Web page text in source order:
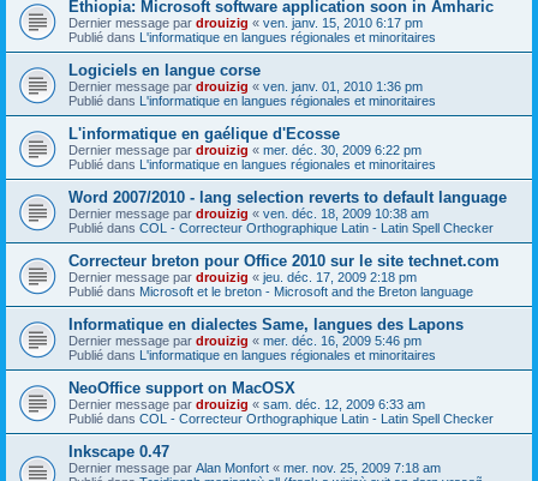
Ethiopia: Microsoft software application soon in Amharic
Dernier message par drouizig « ven. janv. 15, 2010 6:17 pm
Publié dans L'informatique en langues régionales et minoritaires
Logiciels en langue corse
Dernier message par drouizig « ven. janv. 01, 2010 1:36 pm
Publié dans L'informatique en langues régionales et minoritaires
L'informatique en gaélique d'Ecosse
Dernier message par drouizig « mer. déc. 30, 2009 6:22 pm
Publié dans L'informatique en langues régionales et minoritaires
Word 2007/2010 - lang selection reverts to default language
Dernier message par drouizig « ven. déc. 18, 2009 10:38 am
Publié dans COL - Correcteur Orthographique Latin - Latin Spell Checker
Correcteur breton pour Office 2010 sur le site technet.com
Dernier message par drouizig « jeu. déc. 17, 2009 2:18 pm
Publié dans Microsoft et le breton - Microsoft and the Breton language
Informatique en dialectes Same, langues des Lapons
Dernier message par drouizig « mer. déc. 16, 2009 5:46 pm
Publié dans L'informatique en langues régionales et minoritaires
NeoOffice support on MacOSX
Dernier message par drouizig « sam. déc. 12, 2009 6:33 am
Publié dans COL - Correcteur Orthographique Latin - Latin Spell Checker
Inkscape 0.47
Dernier message par Alan Monfort « mer. nov. 25, 2009 7:18 am